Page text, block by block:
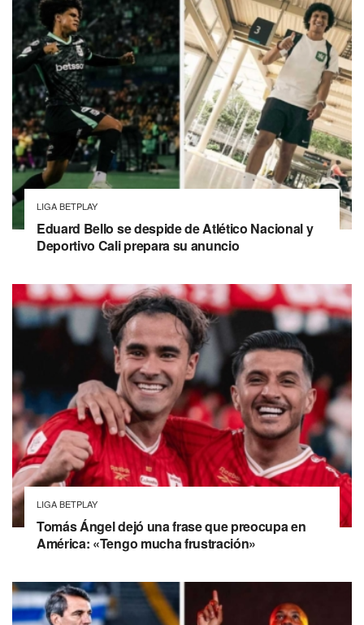
LIGA BETPLAY
Eduard Bello se despide de Atlético Nacional y
Deportivo Cali prepara su anuncio
LIGA BETPLAY
Tomás Ángel dejó una frase que preocupa en
América: «Tengo mucha frustración»